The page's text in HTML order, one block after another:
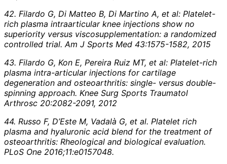
42. Filardo G, Di Matteo B, Di Martino A, et al: Platelet-
rich plasma intraarticular knee injections show no
superiority versus viscosupplementation: a randomized
controlled trial. Am J Sports Med 43:1575-1582, 2015
43. Filardo G, Kon E, Pereira Ruiz MT, et al: Platelet-rich
plasma intra-articular injections for cartilage
degeneration and osteoarthritis: single- versus double-
spinning approach. Knee Surg Sports Traumatol
Arthrosc 20:2082-2091, 2012
44. Russo F, D’Este M, Vadalà G, et al. Platelet rich
plasma and hyaluronic acid blend for the treatment of
osteoarthritis: Rheological and biological evaluation.
PLoS One 2016;11:e0157048.